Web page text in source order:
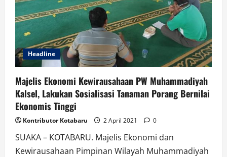
Headline
Majelis Ekonomi Kewirausahaan PW Muhammadiyah
Kalsel, Lakukan Sosialisasi Tanaman Porang Bernilai
Ekonomis Tinggi
Kontributor Kotabaru 2 April 2021 0
SUAKA – KOTABARU. Majelis Ekonomi dan
Kewirausahaan Pimpinan Wilayah Muhammadiyah